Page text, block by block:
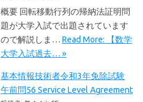
概要 回転移動行列の帰納法証明問
題が大学入試で出題されています
ので解説しま… Read More: 【数学
大学入試過去… »
基本情報技術者令和3年免除試験
午前問56 Service Level Agreement